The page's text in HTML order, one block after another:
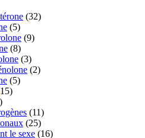
(32)
(5)
(9)
(8)
(3)
(2)
(5)
(11)
(25)
le sexe (16)